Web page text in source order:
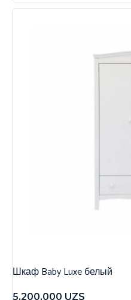
Шкаф Baby Luxe белый
5,200,000 UZS